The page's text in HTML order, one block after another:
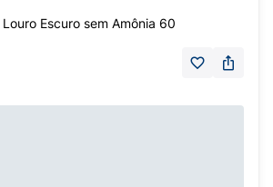
Escuro sem Amônia 60